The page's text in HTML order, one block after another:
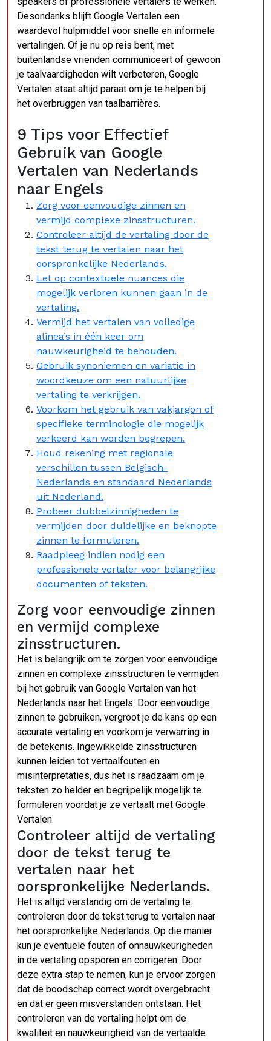
Desondanks blijft Google Vertalen een
waardevol hulpmiddel voor snelle en informele
vertalingen. Of je nu op reis bent, met
buitenlandse vrienden communiceert of gewoon
je taalvaardigheden wilt verbeteren, Google
Vertalen staat altijd paraat om je te helpen bij
het overbruggen van taalbarrières.
9 Tips voor Effectief
Gebruik van Google
Vertalen van Nederlands
naar Engels
Zorg voor eenvoudige zinnen en
vermijd complexe zinsstructuren.
Controleer altijd de vertaling door de
tekst terug te vertalen naar het
oorspronkelijke Nederlands.
Let op contextuele nuances die
mogelijk verloren kunnen gaan in de
vertaling.
Vermijd het vertalen van volledige
alinea’s in één keer om
nauwkeurigheid te behouden.
Gebruik synoniemen en variatie in
woordkeuze om een natuurlijke
vertaling te verkrijgen.
Voorkom het gebruik van vakjargon of
specifieke terminologie die mogelijk
verkeerd kan worden begrepen.
Houd rekening met regionale
verschillen tussen Belgisch-
Nederlands en standaard Nederlands
uit Nederland.
Probeer dubbelzinnigheden te
vermijden door duidelijke en beknopte
zinnen te formuleren.
Raadpleeg indien nodig een
professionele vertaler voor belangrijke
documenten of teksten.
Zorg voor eenvoudige zinnen
en vermijd complexe
zinsstructuren.
Het is belangrijk om te zorgen voor eenvoudige
zinnen en complexe zinsstructuren te vermijden
bij het gebruik van Google Vertalen van het
Nederlands naar het Engels. Door eenvoudige
zinnen te gebruiken, vergroot je de kans op een
accurate vertaling en voorkom je verwarring in
de betekenis. Ingewikkelde zinsstructuren
kunnen leiden tot vertaalfouten en
misinterpretaties, dus het is raadzaam om je
teksten zo helder en begrijpelijk mogelijk te
formuleren voordat je ze vertaalt met Google
Vertalen.
Controleer altijd de vertaling
door de tekst terug te
vertalen naar het
oorspronkelijke Nederlands.
Het is altijd verstandig om de vertaling te
controleren door de tekst terug te vertalen naar
het oorspronkelijke Nederlands. Op die manier
kun je eventuele fouten of onnauwkeurigheden
in de vertaling opsporen en corrigeren. Door
deze extra stap te nemen, kun je ervoor zorgen
dat de boodschap correct wordt overgebracht
en dat er geen misverstanden ontstaan. Het
controleren van de vertaling helpt om de
kwaliteit en nauwkeurigheid van de vertaalde